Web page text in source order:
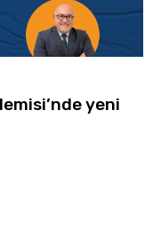
yeni